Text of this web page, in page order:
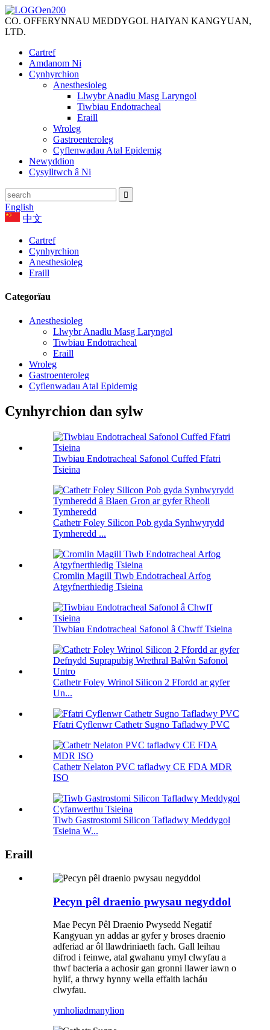
CO. OFFERYNNAU MEDDYGOL HAIYAN KANGYUAN,
LTD.
Cartref
Amdanom Ni
Cynhyrchion
Anesthesioleg
Llwybr Anadlu Masg Laryngol
Tiwbiau Endotracheal
Eraill
Wroleg
Gastroenteroleg
Cyflenwadau Atal Epidemig
Newyddion
Cysylltwch â Ni
English
中文
Cartref
Cynhyrchion
Anesthesioleg
Eraill
Categorïau
Anesthesioleg
Llwybr Anadlu Masg Laryngol
Tiwbiau Endotracheal
Eraill
Wroleg
Gastroenteroleg
Cyflenwadau Atal Epidemig
Cynhyrchion dan sylw
Tiwbiau Endotracheal Safonol Cuffed Ffatri
Tsieina
Cathetr Foley Silicon Pob gyda Synhwyrydd
Tymheredd ...
Cromlin Magill Tiwb Endotracheal Arfog
Atgyfnerthiedig Tsieina
Tiwbiau Endotracheal Safonol â Chwff Tsieina
Cathetr Foley Wrinol Silicon 2 Ffordd ar gyfer
Un...
Ffatri Cyflenwr Cathetr Sugno Tafladwy PVC
Cathetr Nelaton PVC tafladwy CE FDA MDR
ISO
Tiwb Gastrostomi Silicon Tafladwy Meddygol
Tsieina W...
Eraill
Pecyn pêl draenio pwysau negyddol
Mae Pecyn Pêl Draenio Pwysedd Negatif
Kangyuan yn addas ar gyfer y broses draenio
adferiad ar ôl llawdriniaeth fach. Gall leihau
difrod i feinwe, atal gwahanu ymyl clwyfau a
thwf bacteria a achosir gan gronni llawer iawn o
hylif, a thrwy hynny wella effaith iacháu
clwyfau.
ymholiadmanylion